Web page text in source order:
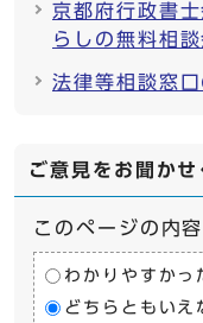
京都府行政書
らしの無料相談
法律等相談窓
ご意見をお聞かせ
このページの内
わかりやすかっ
どちらともいえ